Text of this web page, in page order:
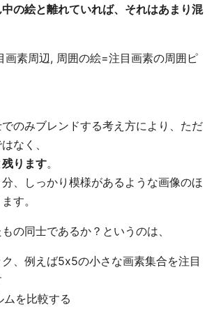
の絵と離れていれば、それはあまり混
画素周辺, 周囲の絵=注目画素の周囲ピ
のみブレンドする考え方により、ただ
なく、
ります。
、しっかり模様があるような画像のほ
す。
の同士であるか？というのは、
、例えば5x5の小さな画素集合を注目
ムを比較する